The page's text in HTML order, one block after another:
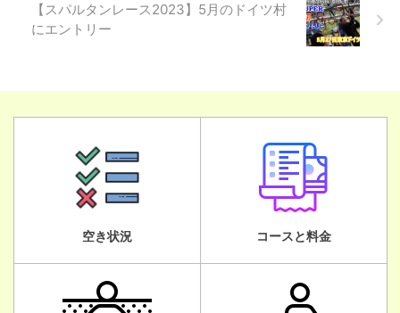
【スパルタンレース2023】5月のドイツ村
にエントリー
空き状況 コースと料金